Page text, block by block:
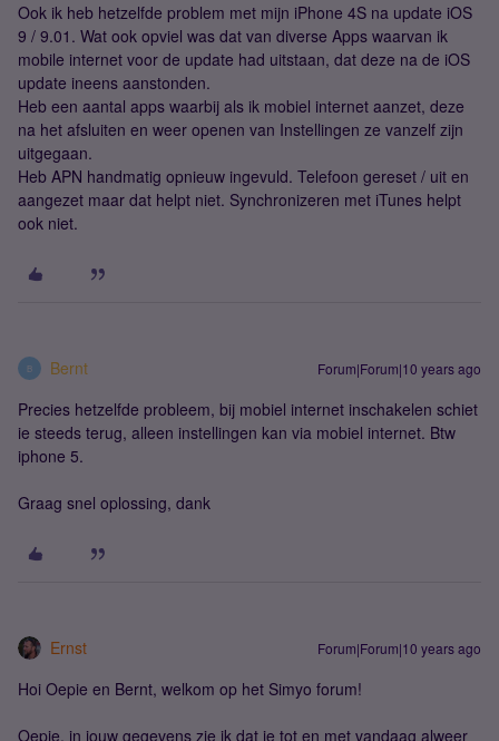
Ook ik heb hetzelfde problem met mijn iPhone 4S na update iOS
9 / 9.01. Wat ook opviel was dat van diverse Apps waarvan ik
mobile internet voor de update had uitstaan, dat deze na de iOS
update ineens aanstonden.
Heb een aantal apps waarbij als ik mobiel internet aanzet, deze
na het afsluiten en weer openen van Instellingen ze vanzelf zijn
uitgegaan.
Heb APN handmatig opnieuw ingevuld. Telefoon gereset / uit en
aangezet maar dat helpt niet. Synchronizeren met iTunes helpt
ook niet.
B Bernt Forum|Forum|10 years ago
Precies hetzelfde probleem, bij mobiel internet inschakelen schiet
ie steeds terug, alleen instellingen kan via mobiel internet. Btw
iphone 5.
Graag snel oplossing, dank
Ernst Forum|Forum|10 years ago
Hoi Oepie en Bernt, welkom op het Simyo forum!
Oepie, in jouw gegevens zie ik dat je tot en met vandaag alweer